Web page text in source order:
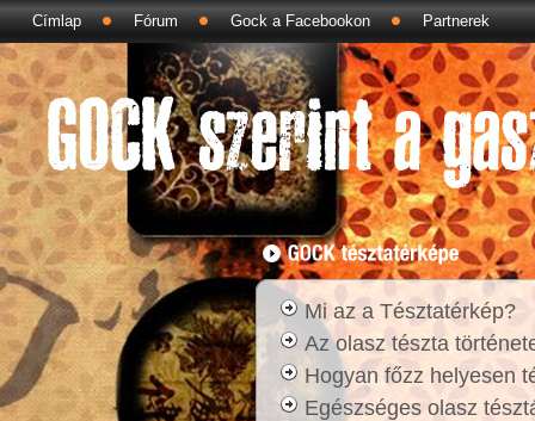
Címlap Fórum Gock a Facebookon Partnerek
Mi az a Tésztatérkép?
Az olasz tészta
Hogyan főzz helyesen
Egészséges olasz